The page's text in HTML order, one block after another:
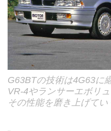
G63BTの技術は4G63に
VR-4やランサーエボリ
その性能を磨き上げてい